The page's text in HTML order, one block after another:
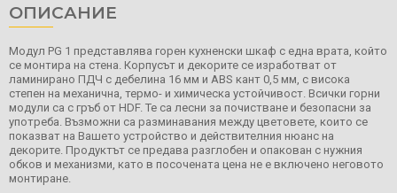
ОПИСАНИЕ
Модул PG 1 представлява горен кухненски шкаф с една врата, който
се монтира на стена. Корпусът и декорите се изработват от
ламинирано ПДЧ с дебелина 16 мм и ABS кант 0,5 мм, с висока
степен на механична, термо- и химическа устойчивост. Всички горни
модули са с гръб от HDF. Те са лесни за почистване и безопасни за
употреба. Възможни са разминавания между цветовете, които се
показват на Вашето устройство и действителния нюанс на
декорите. Продуктът се предава разглобен и опакован с нужния
обков и механизми, като в посочената цена не е включено неговото
монтиране.